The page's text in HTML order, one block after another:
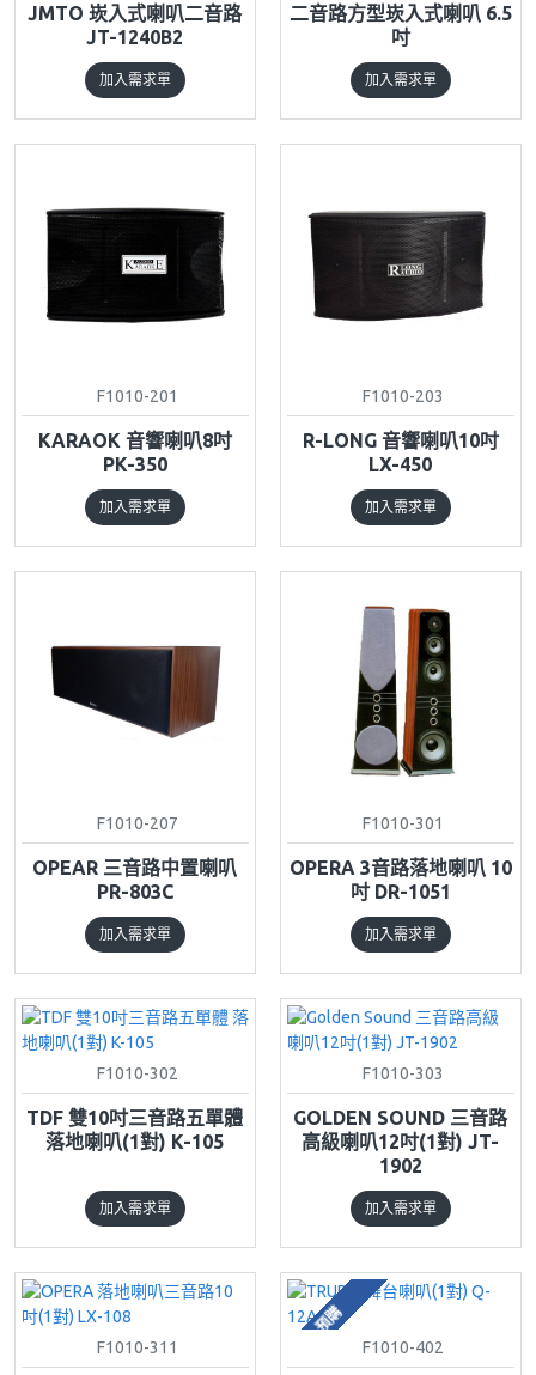
JMTO 崁入式喇叭二音路
JT-1240B2
加入需求單
二音路方型崁入式喇叭 6.5
吋
加入需求單
F1010-201
KARAOK 音響喇叭8吋
PK-350
加入需求單
F1010-203
R-LONG 音響喇叭10吋
LX-450
加入需求單
F1010-207
OPEAR 三音路中置喇叭
PR-803C
加入需求單
F1010-301
OPERA 3音路落地喇叭 10
吋 DR-1051
加入需求單
F1010-302
TDF 雙10吋三音路五單體
落地喇叭(1對) K-105
加入需求單
F1010-303
GOLDEN SOUND 三音路
高級喇叭12吋(1對) JT-
1902
加入需求單
F1010-311
預購
F1010-402